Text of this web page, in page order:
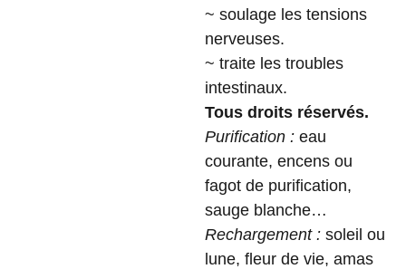
~ soulage les tensions
nerveuses.
~ traite les troubles
intestinaux.
Tous droits réservés.
Purification : eau
courante, encens ou
fagot de purification,
sauge blanche…
Rechargement : soleil ou
lune, fleur de vie, amas